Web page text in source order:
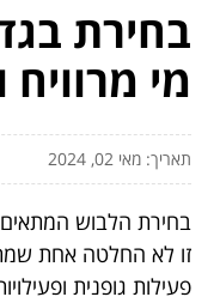
בחירת
מי מרוויח
תאריך: מאי 02, 2024
בחירת הלבוש המתאים
זו לא החלטה אחת
פעילות גופנית